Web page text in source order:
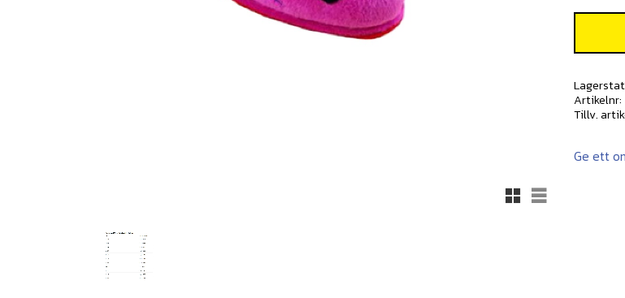
Rutnätsvy
Listvy
Artikelnr
Tillv.
Ge ett